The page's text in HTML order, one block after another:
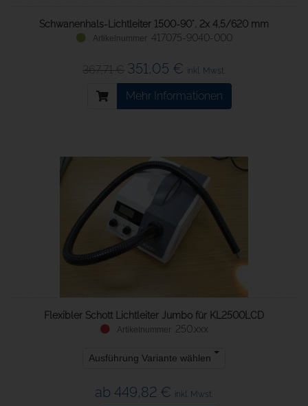
Schwanenhals-Lichtleiter 1500-90°, 2x 4,5/620 mm
417075-9040-000
367,71 € 351,05 € inkl. Mwst.
Mehr Informationen
Flexibler Schott Lichtleiter Jumbo für KL2500LCD
250.xxx
Ausführung Variante wählen
ab 449,82 € inkl. Mwst.